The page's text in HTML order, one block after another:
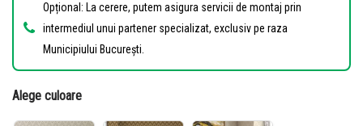
Opțional: La cerere, putem asigura servicii de montaj prin
intermediul unui partener specializat, exclusiv pe raza
Municipiului București.
Alege culoare